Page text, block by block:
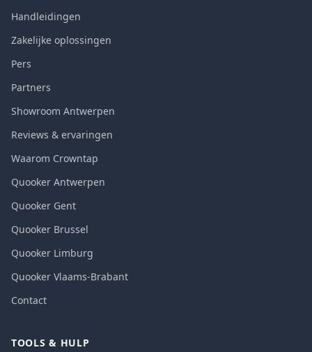
Handleidingen
Zakelijke oplossingen
Pers
Partners
Showroom Antwerpen
Reviews & ervaringen
Waarom Crowntap
Quooker Antwerpen
Quooker Gent
Quooker Brussel
Quooker Limburg
Quooker Vlaams-Brabant
Contact
TOOLS & HULP